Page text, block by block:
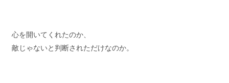
心を開いてくれたのか、
敵じゃないと判断されただけなのか。